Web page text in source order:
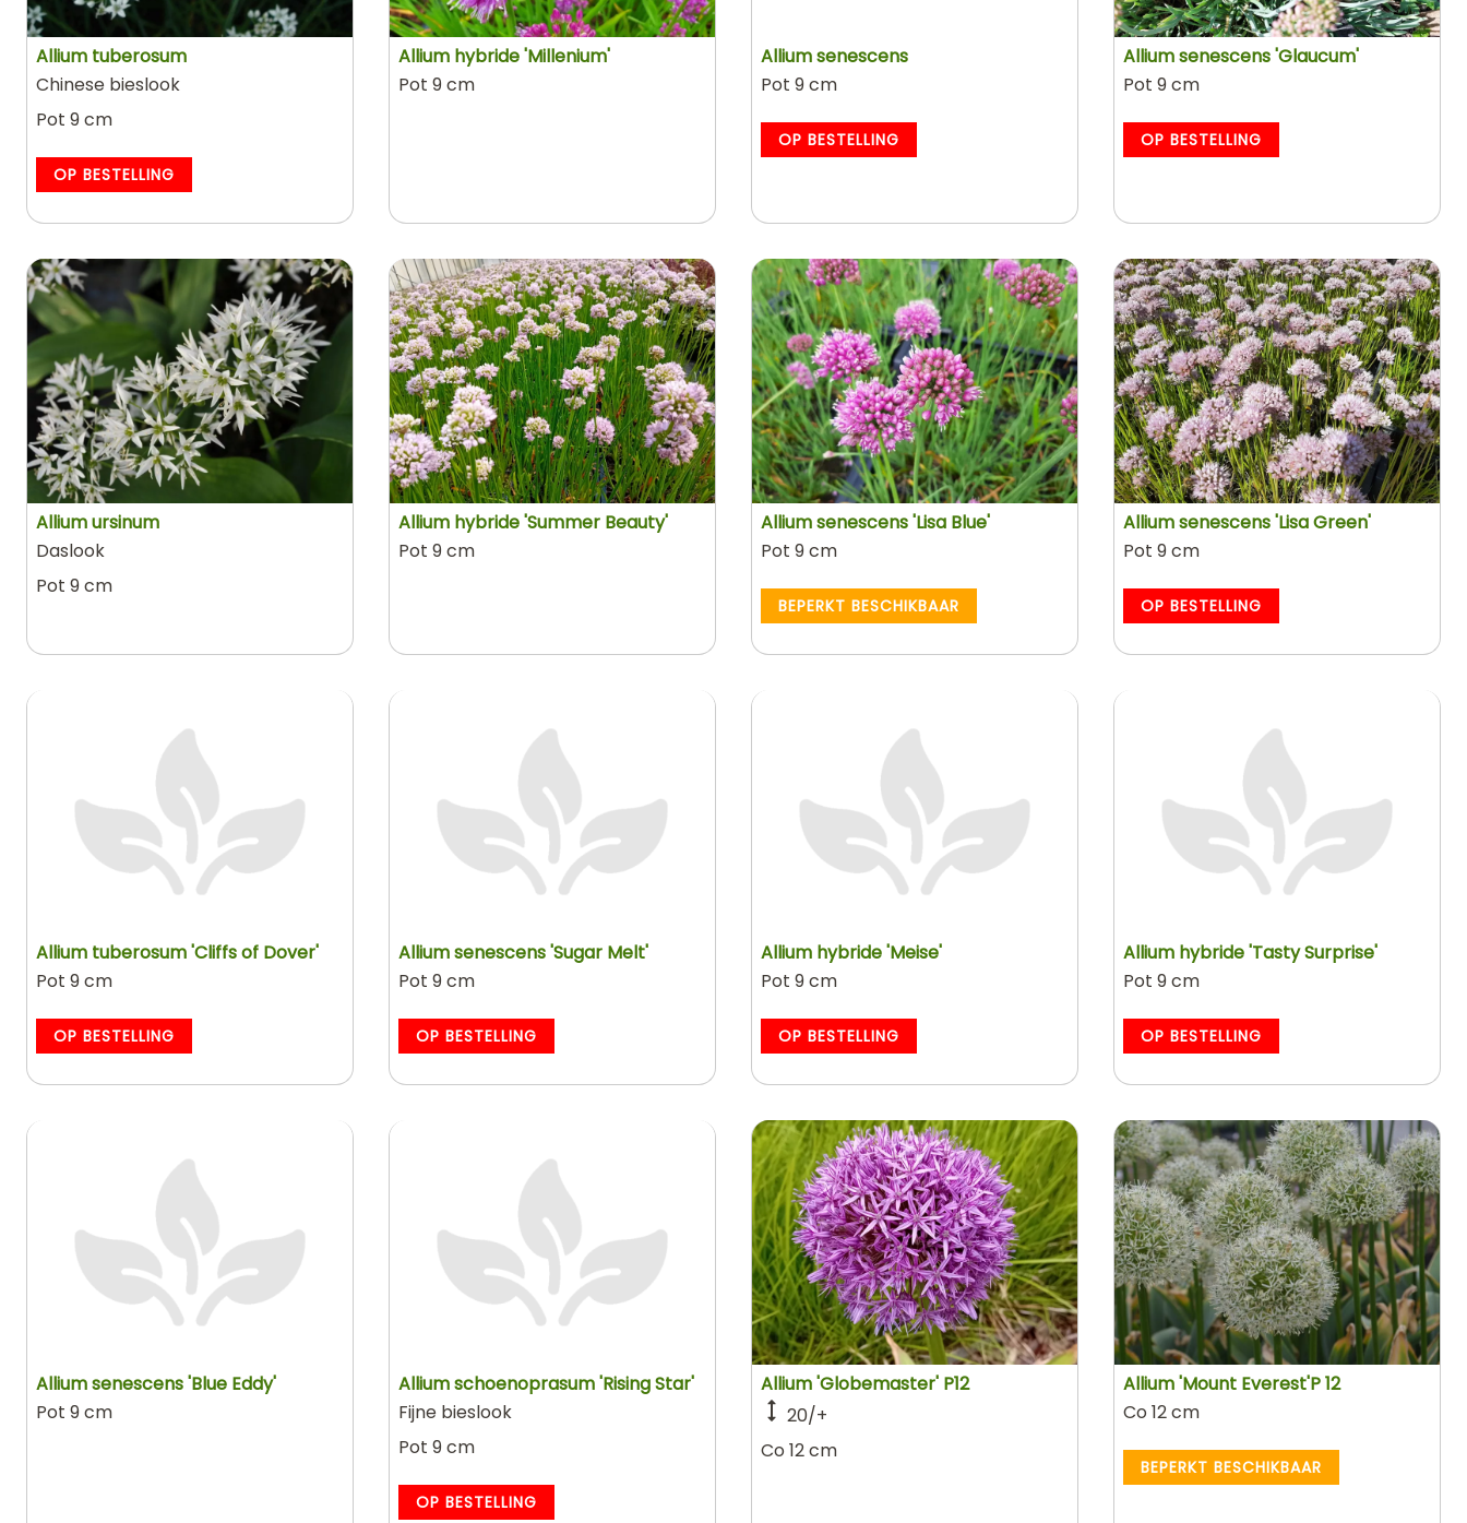
Allium tuberosum
Chinese bieslook
Pot 9 cm
OP BESTELLING
Allium hybride 'Millenium'
Pot 9 cm
Allium senescens
Pot 9 cm
OP BESTELLING
Allium senescens 'Glaucum'
Pot 9 cm
OP BESTELLING
Allium ursinum
Daslook
Pot 9 cm
Allium hybride 'Summer Beauty'
Pot 9 cm
Allium senescens 'Lisa Blue'
Pot 9 cm
BEPERKT BESCHIKBAAR
Allium senescens 'Lisa Green'
Pot 9 cm
OP BESTELLING
Allium tuberosum 'Cliffs of Dover'
Pot 9 cm
OP BESTELLING
Allium senescens 'Sugar Melt'
Pot 9 cm
OP BESTELLING
Allium hybride 'Meise'
Pot 9 cm
OP BESTELLING
Allium hybride 'Tasty Surprise'
Pot 9 cm
OP BESTELLING
Allium senescens 'Blue Eddy'
Pot 9 cm
Allium schoenoprasum 'Rising Star'
Fijne bieslook
Pot 9 cm
OP BESTELLING
Allium 'Globemaster' P12
20/+
Co 12 cm
Allium 'Mount Everest'P 12
Co 12 cm
BEPERKT BESCHIKBAAR